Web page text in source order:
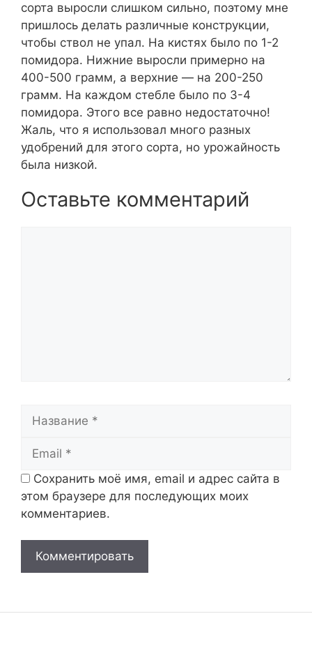
сорта выросли слишком сильно, поэтому мне
пришлось делать различные конструкции,
чтобы ствол не упал. На кистях было по 1-2
помидора. Нижние выросли примерно на
400-500 грамм, а верхние — на 200-250
грамм. На каждом стебле было по 3-4
помидора. Этого все равно недостаточно!
Жаль, что я использовал много разных
удобрений для этого сорта, но урожайность
была низкой.
Оставьте комментарий
Сохранить моё имя, email и адрес сайта в
этом браузере для последующих моих
комментариев.